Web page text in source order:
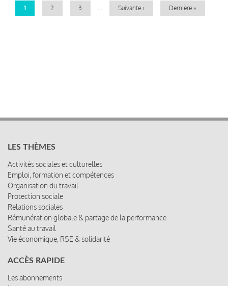
Page
1 Page
2 Page
3
Page
Suivante ›
Dernière
Dernière »
LES THÈMES
Activités sociales et culturelles
Emploi, formation et compétences
Organisation du travail
Protection sociale
Relations sociales
Rémunération globale & partage de la performance
Santé au travail
Vie économique, RSE & solidarité
ACCÈS RAPIDE
Les abonnements